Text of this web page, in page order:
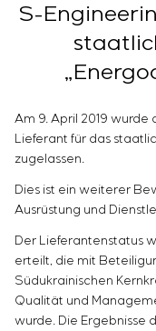
Geschichte
Dokumente
Bewertungen
Nachrichten
LEISTUNGEN
Entwicklung der
Prüfungen und
Produktion und
Kunden
Montage von
Wartungsservice
Inbetriebnahme
Kundenpersonals
LÖSUNGEN
ALLE
Öl und Gas
Zellstoff- und
Hochbau
Infrastruktur
Chemische
Zementindustrie
TECHNOLOGIEN
ALLE
Oberon
Selam
Senumac
Senuvol
Sivacon S8
Simoprime
Lokale Filter
KARRIERE
Stellenangebote
Praktikum
Veteranen
KONTAKTE
S-
Am 9. April 2019
Lieferant für das
zugelassen.
Dies ist ein weiterer
Ausrüstung und
Der Lieferantenstatus
erteilt, die mit
Südukrainischen
Qualität und
wurde. Die Ergebnisse